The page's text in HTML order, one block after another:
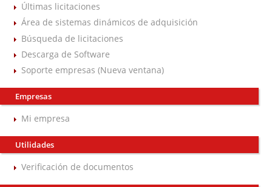
Últimas licitaciones
Área de sistemas dinámicos de adquisición
Búsqueda de licitaciones
Descarga de Software
Soporte empresas (Nueva ventana)
Empresas
Mi empresa
Utilidades
Verificación de documentos